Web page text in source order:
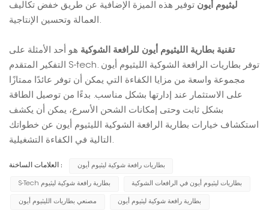
ليثيوم أيون توفير هذه الميزة الإضافية عن طريق خفض تكاليف
العمالة وتحسين الإنتاجية.
تقنية بطارية الليثيوم أيون للرافعة الشوكية هو أحد الأمثلة على
التفكير المتقدم S-tech. توفر بطاريات الرافعة الشوكية الليثيوم أيون
مجموعة واسعة من مزايا الكفاءة التي يمكن أن توفر عائدًا ممتازًا
على الاستثمار عند إدارتها بشكل مناسب. بدءًا من توصيل الطاقة
بشكل ثابت وحتى إمكانات الشحن الأسرع، يمكن أن يكشف
استكشاف خيارات بطارية الرافعة الشوكية الليثيوم أيون عن خطواتك
التالية في الكفاءة التشغيلية.
العلامات الساخنة : بطاريات رافعة شوكية ليثيوم أيون
S-Tech بطارية رافعة شوكية ليثيوم بطاريات ليثيوم أيون في الرافعات الشوكية
مصنعي بطاريات الليثيوم أيون بطارية رافعة شوكية ليثيوم أيون